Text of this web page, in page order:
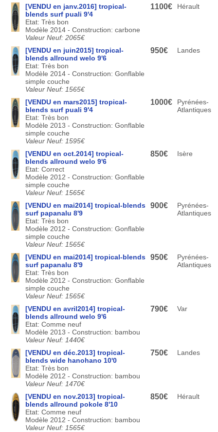
[VENDU en janv.2016] tropical-
blends surf puali 9'4
Etat: Très bon
Modèle 2014 - Construction: carbone
Valeur Neuf: 2065€
1100€ Hérault
[VENDU en juin2015] tropical-
blends allround welo 9'6
Etat: Très bon
Modèle 2014 - Construction: Gonflable
simple couche
Valeur Neuf: 1565€
950€ Landes
[VENDU en mars2015] tropical-
blends surf puali 9'4
Etat: Très bon
Modèle 2013 - Construction: Gonflable
simple couche
Valeur Neuf: 1595€
1000€
Pyrénées-
Atlantiques
[VENDU en oct.2014] tropical-
blends allround welo 9'6
Etat: Correct
Modèle 2012 - Construction: Gonflable
simple couche
Valeur Neuf: 1565€
850€ Isère
[VENDU en mai2014] tropical-blends
surf papanalu 8'9
Etat: Très bon
Modèle 2012 - Construction: Gonflable
simple couche
Valeur Neuf: 1565€
900€
Pyrénées-
Atlantiques
[VENDU en mai2014] tropical-blends
surf papanalu 8'9
Etat: Très bon
Modèle 2012 - Construction: Gonflable
simple couche
Valeur Neuf: 1565€
950€
Pyrénées-
Atlantiques
[VENDU en avril2014] tropical-
blends allround welo 9'6
Etat: Comme neuf
Modèle 2013 - Construction: bambou
Valeur Neuf: 1440€
790€ Var
[VENDU en déc.2013] tropical-
blends wide hanohano 10'0
Etat: Très bon
Modèle 2012 - Construction: bambou
Valeur Neuf: 1470€
750€ Landes
[VENDU en nov.2013] tropical-
blends allround pokole 8'10
Etat: Comme neuf
Modèle 2012 - Construction: bambou
Valeur Neuf: 1565€
850€ Hérault